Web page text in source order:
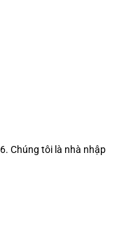
Chúng tôi là nhà nhập